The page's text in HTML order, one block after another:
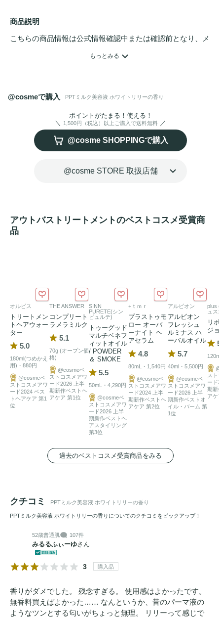
商品説明
こちらの商品情報は公式情報確認中または確認前となり、メ
ケラチン・シルク・コラーゲンのトリプルＰＰＴ※1（ダメ
とコントロールPPT※2（うねり・くせ毛補修）配合！
内部集中浸透ミルクトリートメント
洗い流さないトリートメントとして使用し、髪のクセ＆う
ねり＆広がりを、髪質から集中補修して落ち着き＆なめらか
ちの洗い流す トリートメントの使用前に塗布する事で、さら
にまとまりとサラ
※１イソステアロイル加水分解ケラチン（羊毛）、イソステ
アロイル加水分解シルク、イソステアロイル加水分解コラー
ゲン（補修・保湿）
※２ポリグルタミン酸、ポリ－ε－リシン
もっとみる
@cosmeで購入 PPTミルク美容液 ホワイトリリーの香り
ポイントがたまる！使える！
1,500円（税込）以上ご購入で送料無料
@cosme SHOPPINGで購入
@cosme STORE 取扱店舗
アウトバストリートメントのベストコスメ受賞商
品
オルビス
トリートメン
トヘアウォー
ター
5.0
180ml(つめかえ
用)・880円
@cosmeベ
ストコスメアワ
ード2024 ベス
トヘアケア 第1
位
THE ANSWER
コンプリート
ラメラミルク
5.1
70g (オープン価
格)
@cosmeベ
ストコスメアワ
ード2026 上半
期新作ベストヘ
アケア 第1位
SINN
PURETE(シン
ピュルテ)
トゥーグッド
マルチベネフ
ィットオイル
/ POWDER
＆ SMOKE
5.5
50mL・4,290円
@cosmeベ
ストコスメアワ
ード2026 上半
期新作ベストヘ
アスタイリング
第3位
+ｔｍｒ
プラストゥモ
ロー オーバ
ーナイト ヘ
アセラム
4.8
80mL・1,540円
@cosmeベ
ストコスメアワ
ード2024 上半
期新作ベストヘ
アケア 第2位
アルビオン
アルビオン
フレッシュ
ルミナス ハ
ーバルオイル
5.7
40ml・5,500円
@cosmeベ
ストコスメアワ
ード2026 上半
期新作ベストオ
イル・バーム 第
1位
plus
ュス
リ
ジ
スト
ード
期新
アケ
過去のベストコスメ受賞商品をみる
クチコミ PPTミルク美容液 ホワイトリリーの香り
PPTミルク美容液 ホワイトリリーの香りについてのクチコミをピックアップ！
52歳普通肌 107件
みるるふぃーゆさん
3 購入品
香りがダメでした。 残念すぎる。 使用感はよかったです。
無香料買えばよかった…… なんというか、昔のパーマ液の
ようなツンとする匂いがちょっと無理。 リリーって感じで